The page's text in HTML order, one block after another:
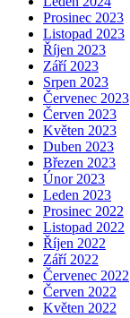
Prosinec 2023
Listopad 2023
Říjen 2023
Září 2023
Srpen 2023
Červenec 2023
Červen 2023
Květen 2023
Duben 2023
Březen 2023
Únor 2023
Leden 2023
Prosinec 2022
Listopad 2022
Říjen 2022
Září 2022
Červenec 2022
Červen 2022
Květen 2022